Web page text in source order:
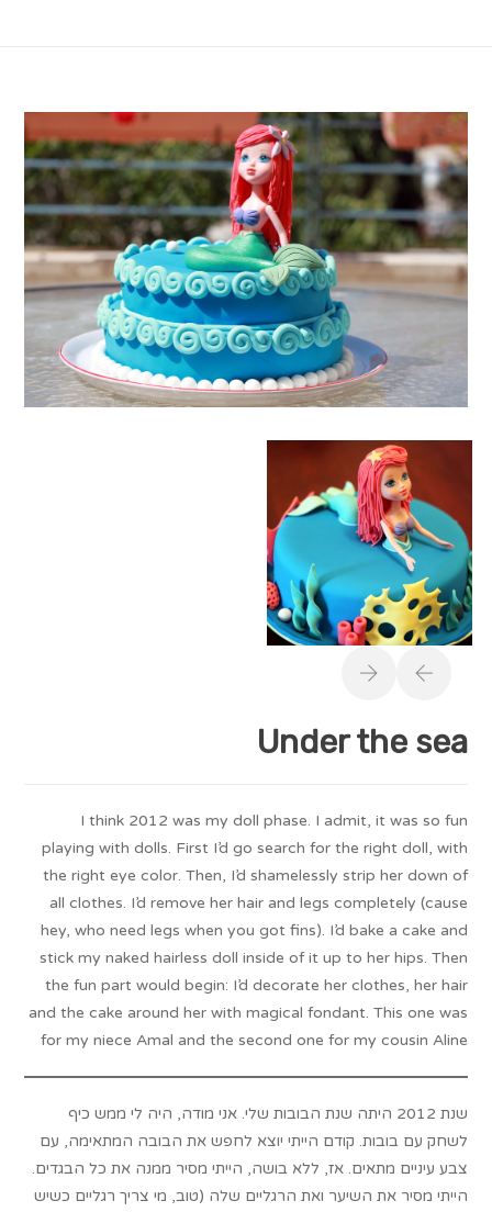
Under the sea
I think 2012 was my doll phase. I admit, it was so fun
playing with dolls. First I’d go search for the right doll, with
the right eye color. Then, I’d shamelessly strip her down of
all clothes. I’d remove her hair and legs completely (cause
hey, who need legs when you got fins). I’d bake a cake and
stick my naked hairless doll inside of it up to her hips. Then
the fun part would begin: I’d decorate her clothes, her hair
and the cake around her with magical fondant. This one was
for my niece Amal and the second one for my cousin Aline
שנת 2012 היתה שנת הבובות שלי. אני מודה, היה לי ממש כיף
לשחק עם בובות. קודם הייתי יוצא לחפש את הבובה המתאימה, עם
צבע עיניים מתאים. אז, ללא בושה, הייתי מסיר ממנה את כל הבגדים.
הייתי מסיר את השיער ואת הרגליים שלה (טוב, מי צריך רגליים כשיש